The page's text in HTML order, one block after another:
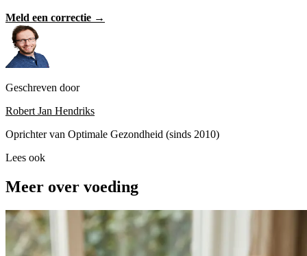
Meld een correctie →
Geschreven door
Robert Jan Hendriks
Oprichter van Optimale Gezondheid (sinds 2010)
Lees ook
Meer over voeding